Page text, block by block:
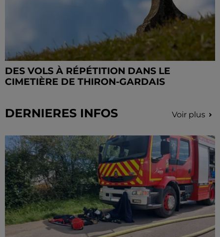
DES VOLS À RÉPÉTITION DANS LE
CIMETIÈRE DE THIRON-GARDAIS
DERNIERES INFOS Voir plus